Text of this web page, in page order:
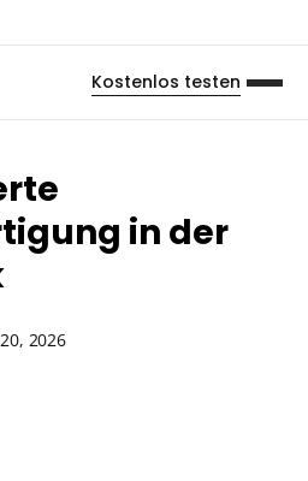
Kostenlos testen
in der
2026